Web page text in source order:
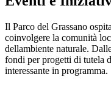
Il Parco del Grassano
coinvolgere la comunità
dellambiente naturale.
fondi per progetti di tutela
interessante in programma.